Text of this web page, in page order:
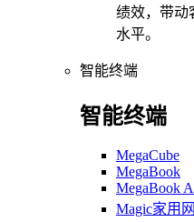
绩效，带动
水平。
智能终端
智能终端
MegaCube
MegaBook
MegaBook
Magic家用